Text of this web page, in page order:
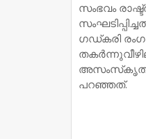
സംഭവം
ഗഡ്കരി
പറഞ്ഞത്.